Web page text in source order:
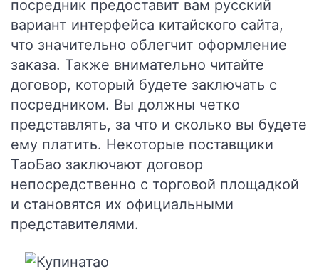
посредник предоставит вам русский
вариант интерфейса китайского сайта,
что значительно облегчит оформление
заказа. Также внимательно читайте
договор, который будете заключать с
посредником. Вы должны четко
представлять, за что и сколько вы будете
ему платить. Некоторые поставщики
ТаоБао заключают договор
непосредственно с торговой площадкой
и становятся их официальными
представителями.